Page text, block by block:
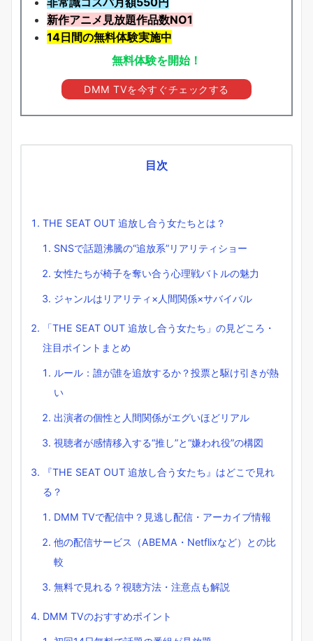
新作アニメ見放題作品数NO1
14日間の無料体験実施中
無料体験を開始！
DMM TVを今すぐチェックする
目次
THE SEAT OUT 追放し合う女たちとは？
SNSで話題沸騰の“追放系”リアリティショー
女性たちが椅子を奪い合う心理戦バトルの魅力
ジャンルはリアリティ×人間関係×サバイバル
「THE SEAT OUT 追放し合う女たち」の見どころ・
注目ポイントまとめ
ルール：誰が誰を追放するか？投票と駆け引きが熱
い
出演者の個性と人間関係がエグいほどリアル
視聴者が感情移入する“推し”と“嫌われ役”の構図
『THE SEAT OUT 追放し合う女たち』はどこで見れ
る？
DMM TVで配信中？見逃し配信・アーカイブ情報
他の配信サービス（ABEMA・Netflixなど）との比
較
無料で見れる？視聴方法・注意点も解説
DMM TVのおすすめポイント